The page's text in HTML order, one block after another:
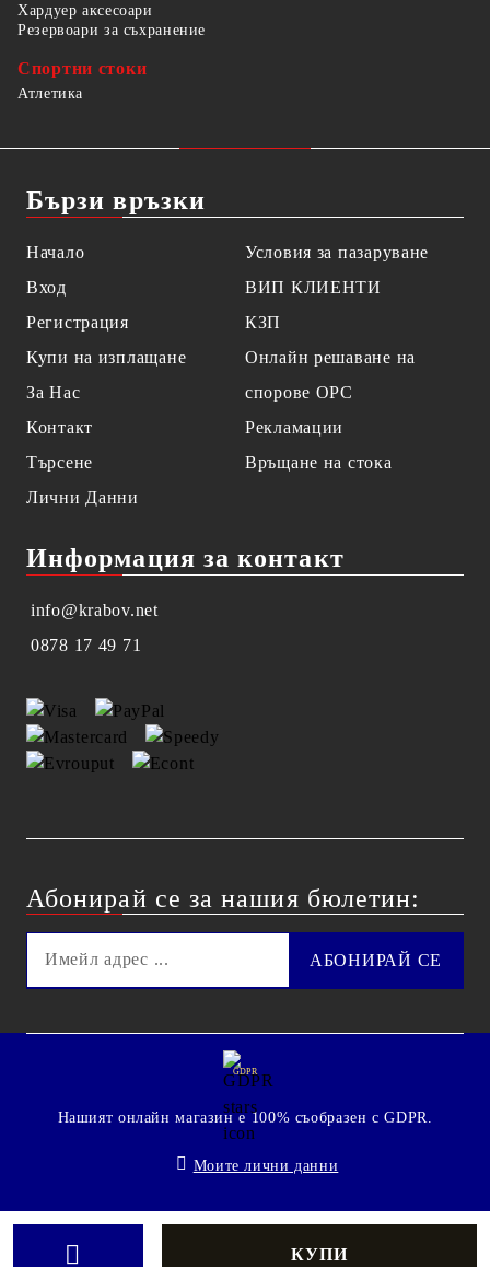
Хардуер аксесоари
Резервоари за съхранение
Спортни стоки
Атлетика
Бързи връзки
Начало
Вход
Регистрация
Купи на изплащане
За Нас
Контакт
Търсене
Лични Данни
Условия за пазаруване
ВИП КЛИЕНТИ
КЗП
Онлайн решаване на
спорове OPC
Рекламации
Връщане на стока
Информация за контакт
info@krabov.net
0878 17 49 71
Абонирай се за нашия бюлетин:
GDPR
Нашият онлайн магазин е 100% съобразен с GDPR.
Моите лични данни